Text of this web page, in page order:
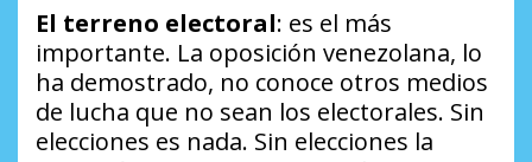
El terreno electoral: es el más
importante. La oposición venezolana, lo
ha demostrado, no conoce otros medios
de lucha que no sean los electorales. Sin
elecciones es nada. Sin elecciones la